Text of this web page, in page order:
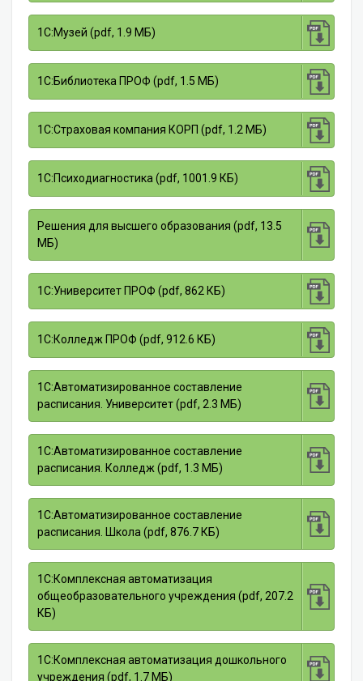
1С:Музей (pdf, 1.9 МБ)
1С:Библиотека ПРОФ (pdf, 1.5 МБ)
1С:Страховая компания КОРП (pdf, 1.2 МБ)
1С:Психодиагностика (pdf, 1001.9 КБ)
Решения для высшего образования (pdf, 13.5
МБ)
1С:Университет ПРОФ (pdf, 862 КБ)
1С:Колледж ПРОФ (pdf, 912.6 КБ)
1С:Автоматизированное составление
расписания. Университет (pdf, 2.3 МБ)
1С:Автоматизированное составление
расписания. Колледж (pdf, 1.3 МБ)
1С:Автоматизированное составление
расписания. Школа (pdf, 876.7 КБ)
1С:Комплексная автоматизация
общеобразовательного учреждения (pdf, 207.2
КБ)
1С:Комплексная автоматизация дошкольного
учреждения (pdf, 1.7 МБ)